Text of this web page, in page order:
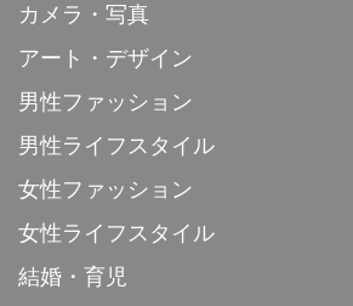
カメラ・写真
アート・デザイン
男性ファッション
男性ライフスタイル
女性ファッション
女性ライフスタイル
結婚・育児